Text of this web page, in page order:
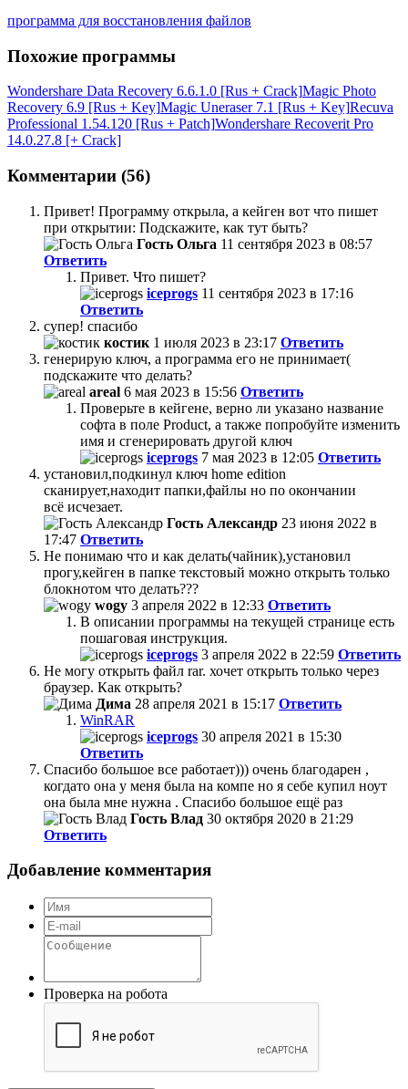
программа для восстановления файлов
Похожие программы
Wondershare Data Recovery 6.6.1.0 [Rus + Crack]Magic Photo
Recovery 6.9 [Rus + Key]Magic Uneraser 7.1 [Rus + Key]Recuva
Professional 1.54.120 [Rus + Patch]Wondershare Recoverit Pro
14.0.27.8 [+ Crack]
Комментарии (56)
Привет! Программу открыла, а кейген вот что пишет
при открытии: Подскажите, как тут быть?
Гость Ольга 11 сентября 2023 в 08:57
Ответить
Привет. Что пишет?
iceprogs 11 сентября 2023 в 17:16
Ответить
супер! спасибо
костик 1 июля 2023 в 23:17 Ответить
генерирую ключ, а программа его не принимает(
подскажите что делать?
areal 6 мая 2023 в 15:56 Ответить
Проверьте в кейгене, верно ли указано название
софта в поле Product, а также попробуйте изменить
имя и сгенерировать другой ключ
iceprogs 7 мая 2023 в 12:05 Ответить
установил,подкинул ключ home edition
сканирует,находит папки,файлы но по окончании
всё исчезает.
Гость Александр 23 июня 2022 в
17:47 Ответить
Не понимаю что и как делать(чайник),установил
прогу,кейген в папке текстовый можно открыть только
блокнотом что делать???
wogy 3 апреля 2022 в 12:33 Ответить
В описании программы на текущей странице есть
пошаговая инструкция.
iceprogs 3 апреля 2022 в 22:59 Ответить
Не могу открыть файл rar. хочет открыть только через
браузер. Как открыть?
Дима 28 апреля 2021 в 15:17 Ответить
WinRAR
iceprogs 30 апреля 2021 в 15:30
Ответить
Спасибо большое все работает))) очень благодарен ,
когдато она у меня была на компе но я себе купил ноут
она была мне нужна . Спасибо большое ещё раз
Гость Влад 30 октября 2020 в 21:29
Ответить
Добавление комментария
Проверка на робота